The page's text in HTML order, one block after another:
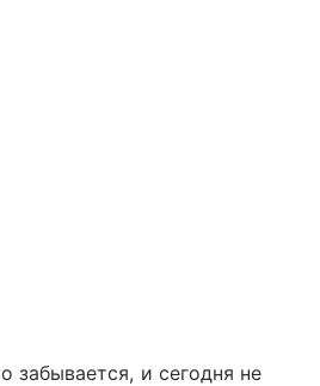
забывается, и сегодня не